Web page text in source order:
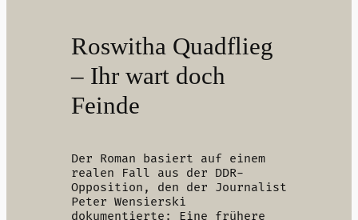
Roswitha Quadflieg
– Ihr wart doch
Feinde
Der Roman basiert auf einem
realen Fall aus der DDR-
Opposition, den der Journalist
Peter Wensierski
dokumentierte: Eine frühere